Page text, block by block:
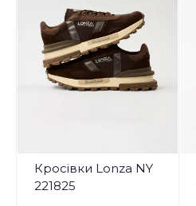
Кросівки Lonza NY
221825